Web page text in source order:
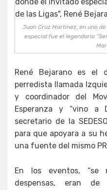
Juan Cruz Martínez, en uno
especial fue el legendario
René Bejarano es el
perredista llamada
y coordinador del
Esperanza y “vino a
secretario de la
para que apoyara a su
una fuente del mismo
En los eventos, “se
despensas, eran de